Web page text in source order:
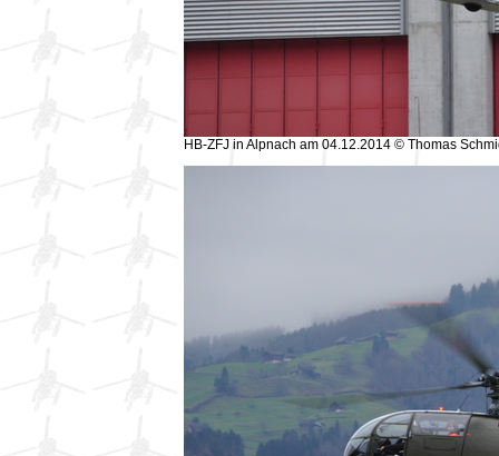
HB-ZFJ in Alpnach am 04.12.2014 © Thomas